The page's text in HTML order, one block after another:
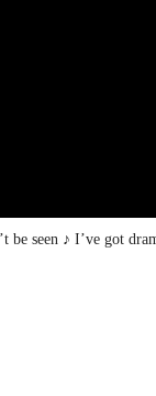
be seen ♪ I’ve got